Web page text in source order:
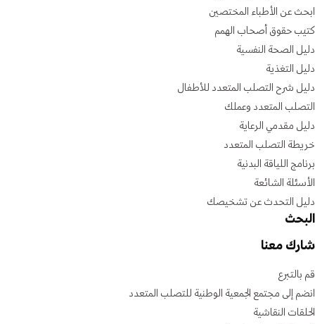
ابحث عن الأطباء المختصين
كتيب حقوق أصحاب الهمم
دليل الصحة النفسية
دليل التغذية
دليل شرح التصلب المتعدد للأطفال
التصلب المتعدد وعملك
دليل مقدمي الرعاية
خريطة التصلب المتعدد
برنامج اللياقة البدنية
الأسئلة الشائعة
دليل التحدث عن تشخيصك
البحث
شارك معنا
قم بالتبرع
انضم إلى مجتمع الجمعية الوطنية للتصلب المتعدد
الحلقات النقاشية